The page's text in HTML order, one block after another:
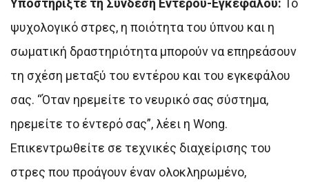
ψυχολογικό στρες, η ποιότητα του ύπνου και η
σωματική δραστηριότητα μπορούν να επηρεάσουν
τη σχέση μεταξύ του εντέρου και του εγκεφάλου
σας. “Όταν ηρεμείτε το νευρικό σας σύστημα,
ηρεμείτε το έντερό σας”, λέει η Wong.
Επικεντρωθείτε σε τεχνικές διαχείρισης του
στρες που προάγουν έναν ολοκληρωμένο,